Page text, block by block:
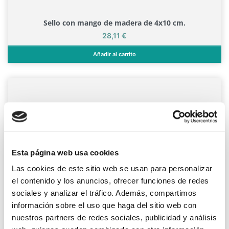
Esta página web usa cookies
Las cookies de este sitio web se usan para personalizar
el contenido y los anuncios, ofrecer funciones de redes
sociales y analizar el tráfico. Además, compartimos
información sobre el uso que haga del sitio web con
nuestros partners de redes sociales, publicidad y análisis
Sello con mango de madera de 4x10 cm.
Precio
28,11 €
Añadir al carrito